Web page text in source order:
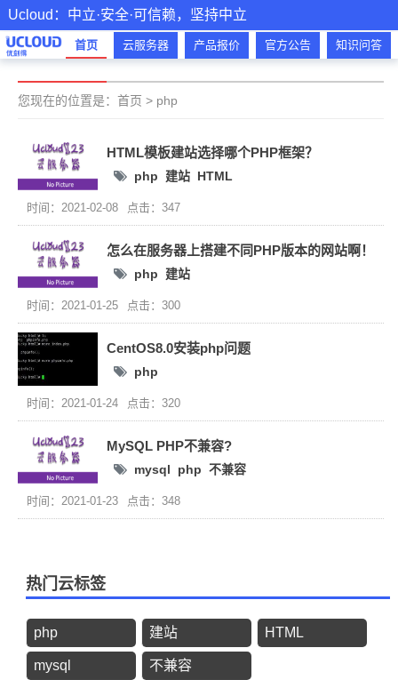
Ucloud：中立·安全·可信赖，坚持中立
首页 云服务器 产品报价 官方公告 知识问答
您现在的位置是： 首页 > php
HTML模板建站选择哪个PHP框架？
php 建站 HTML
时间：2021-02-08 点击：347
怎么在服务器上搭建不同PHP版本的网站啊！
php 建站
时间：2021-01-25 点击：300
CentOS8.0安装php问题
php
时间：2021-01-24 点击：320
MySQL PHP不兼容?
mysql php 不兼容
时间：2021-01-23 点击：348
热门云标签
php 建站 HTML
mysql 不兼容